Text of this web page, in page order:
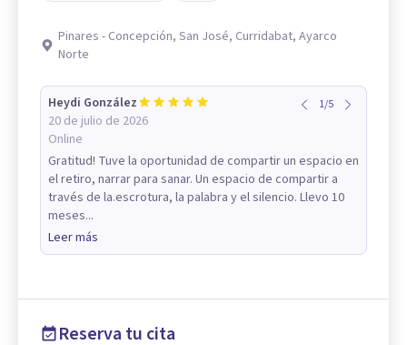
Pinares - Concepción, San José, Curridabat, Ayarco
Norte
Heydi González
20 de julio de 2026
Online
1/5
Gratitud! Tuve la oportunidad de compartir un espacio en
el retiro, narrar para sanar. Un espacio de compartir a
través de la.escrotura, la palabra y el silencio. Llevo 10
meses...
Leer más
Reserva tu cita